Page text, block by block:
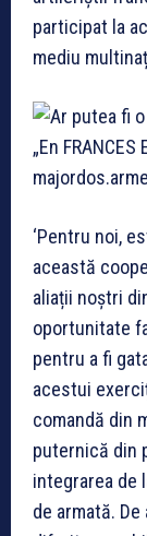
participat la
mediu
‘Pentru noi,
această
aliații noștri
oportunitate
pentru a fi
acestui
comandă din
puternică din
integrarea de
de armată.